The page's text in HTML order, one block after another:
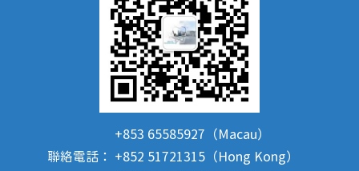
聯絡電話：
+853 65585927（Macau）
+852 51721315（Hong Kong）